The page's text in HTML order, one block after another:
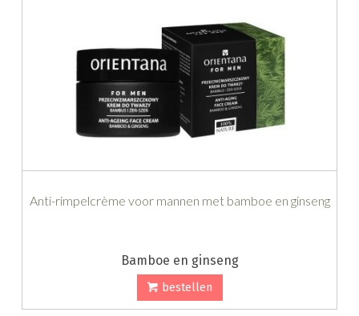
Anti-rimpelcrème voor mannen met bamboe en ginseng
Bamboe en ginseng
bestellen